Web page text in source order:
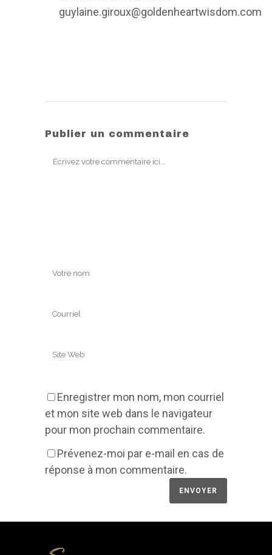
guylaine.giroux@goldenheartwisdom.com
Publier un commentaire
Enregistrer mon nom, mon courriel
et mon site web dans le navigateur
pour mon prochain commentaire.
Prévenez-moi par e-mail en cas de
réponse à mon commentaire.